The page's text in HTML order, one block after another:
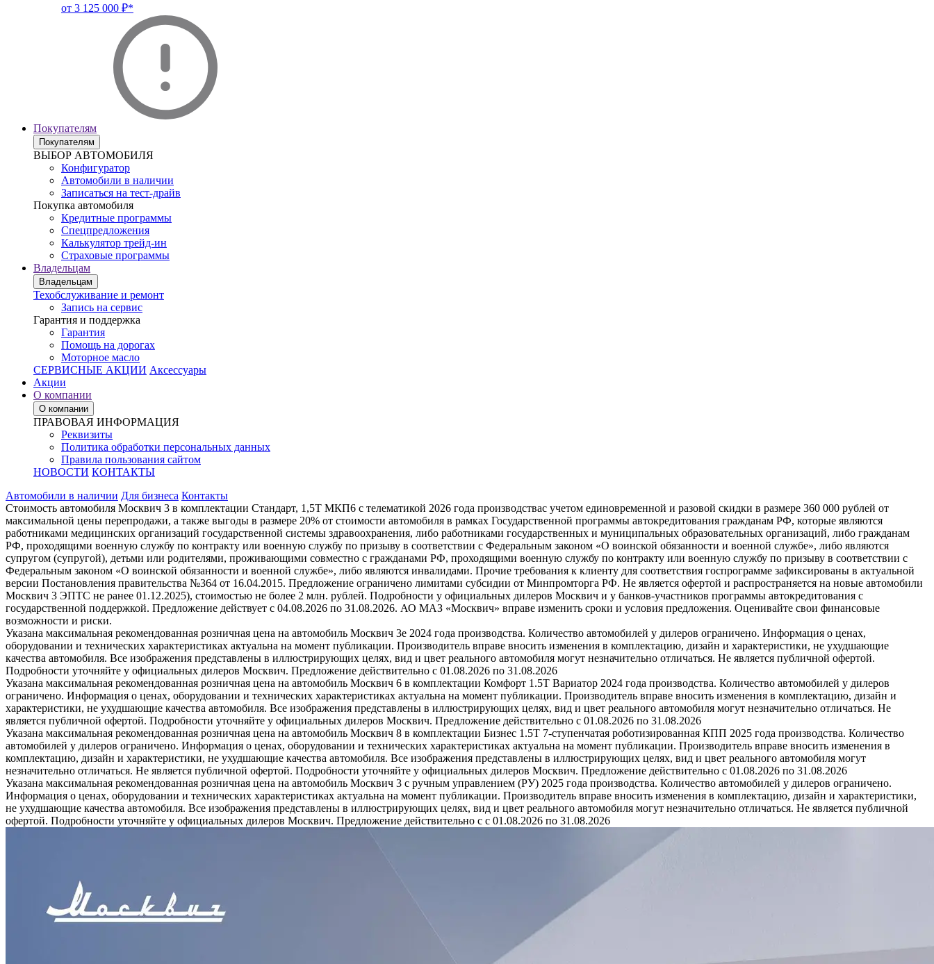
от 3 125 000 ₽*
Покупателям
Покупателям
ВЫБОР АВТОМОБИЛЯ
Конфигуратор
Автомобили в наличии
Записаться на тест-драйв
Покупка автомобиля
Кредитные программы
Спецпредложения
Калькулятор трейд-ин
Страховые программы
Владельцам
Владельцам
Техобслуживание и ремонт
Запись на сервис
Гарантия и поддержка
Гарантия
Помощь на дорогах
Моторное масло
СЕРВИСНЫЕ АКЦИИ Аксессуары
Акции
О компании
О компании
ПРАВОВАЯ ИНФОРМАЦИЯ
Реквизиты
Политика обработки персональных данных
Правила пользования сайтом
НОВОСТИ КОНТАКТЫ
Автомобили в наличии Для бизнеса Контакты
Стоимость автомобиля Москвич 3 в комплектации Стандарт, 1,5Т МКП6 с телематикой 2026 года производствас учетом единовременной и разовой скидки в размере 360 000 рублей от
максимальной цены перепродажи, а также выгоды в размере 20% от стоимости автомобиля в рамках Государственной программы автокредитования гражданам РФ, которые являются
работниками медицинских организаций государственной системы здравоохранения, либо работниками государственных и муниципальных образовательных организаций, либо гражданам
РФ, проходящими военную службу по контракту или военную службу по призыву в соответствии с Федеральным законом «О воинской обязанности и военной службе», либо являются
супругом (супругой), детьми или родителями, проживающими совместно с гражданами РФ, проходящими военную службу по контракту или военную службу по призыву в соответствии с
Федеральным законом «О воинской обязанности и военной службе», либо являются инвалидами. Прочие требования к клиенту для соответствия госпрограмме зафиксированы в актуальной
версии Постановления правительства №364 от 16.04.2015. Предложение ограничено лимитами субсидии от Минпромторга РФ. Не является офертой и распространяется на новые автомобили
Москвич 3 ЭПТС не ранее 01.12.2025), стоимостью не более 2 млн. рублей. Подробности у официальных дилеров Москвич и у банков-участников программы автокредитования с
государственной поддержкой. Предложение действует с 04.08.2026 по 31.08.2026. АО МАЗ «Москвич» вправе изменить сроки и условия предложения. Оценивайте свои финансовые
возможности и риски.
Указана максимальная рекомендованная розничная цена на автомобиль Москвич 3e 2024 года производства. Количество автомобилей у дилеров ограничено. Информация о ценах,
оборудовании и технических характеристиках актуальна на момент публикации. Производитель вправе вносить изменения в комплектацию, дизайн и характеристики, не ухудшающие
качества автомобиля. Все изображения представлены в иллюстрирующих целях, вид и цвет реального автомобиля могут незначительно отличаться. Не является публичной офертой.
Подробности уточняйте у официальных дилеров Москвич. Предложение действительно с 01.08.2026 по 31.08.2026
Указана максимальная рекомендованная розничная цена на автомобиль Москвич 6 в комплектации Комфорт 1.5T Вариатор 2024 года производства. Количество автомобилей у дилеров
ограничено. Информация о ценах, оборудовании и технических характеристиках актуальна на момент публикации. Производитель вправе вносить изменения в комплектацию, дизайн и
характеристики, не ухудшающие качества автомобиля. Все изображения представлены в иллюстрирующих целях, вид и цвет реального автомобиля могут незначительно отличаться. Не
является публичной офертой. Подробности уточняйте у официальных дилеров Москвич. Предложение действительно с 01.08.2026 по 31.08.2026
Указана максимальная рекомендованная розничная цена на автомобиль Москвич 8 в комплектации Бизнес 1.5T 7-ступенчатая роботизированная КПП 2025 года производства. Количество
автомобилей у дилеров ограничено. Информация о ценах, оборудовании и технических характеристиках актуальна на момент публикации. Производитель вправе вносить изменения в
комплектацию, дизайн и характеристики, не ухудшающие качества автомобиля. Все изображения представлены в иллюстрирующих целях, вид и цвет реального автомобиля могут
незначительно отличаться. Не является публичной офертой. Подробности уточняйте у официальных дилеров Москвич. Предложение действительно с 01.08.2026 по 31.08.2026
Указана максимальная рекомендованная розничная цена на автомобиль Москвич 3 с ручным управлением (РУ) 2025 года производства. Количество автомобилей у дилеров ограничено.
Информация о ценах, оборудовании и технических характеристиках актуальна на момент публикации. Производитель вправе вносить изменения в комплектацию, дизайн и характеристики,
не ухудшающие качества автомобиля. Все изображения представлены в иллюстрирующих целях, вид и цвет реального автомобиля могут незначительно отличаться. Не является публичной
офертой. Подробности уточняйте у официальных дилеров Москвич. Предложение действительно с с 01.08.2026 по 31.08.2026